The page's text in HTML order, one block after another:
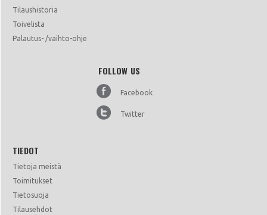
Tilaushistoria
Toivelista
Palautus- /vaihto-ohje
FOLLOW US
Facebook
Twitter
TIEDOT
Tietoja meistä
Toimitukset
Tietosuoja
Tilausehdot